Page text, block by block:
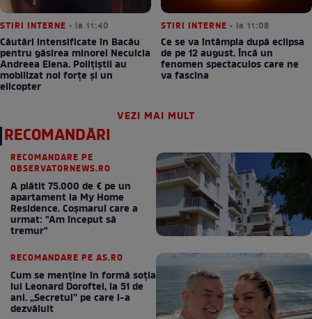
STIRI INTERNE • la 11:40
Căutări intensificate în Bacău
pentru găsirea minorei Neculcia
Andreea Elena. Polițiștii au
mobilizat noi forțe și un
elicopter
STIRI INTERNE • la 11:08
Ce se va întâmpla după eclipsa
de pe 12 august. Încă un
fenomen spectaculos care ne
va fascina
VEZI MAI MULT
RECOMANDĂRI
RECOMANDARE PE
OBSERVATORNEWS.RO
A plătit 75.000 de € pe un
apartament la My Home
Residence. Coşmarul care a
urmat: "Am început să
tremur"
RECOMANDARE PE AS.RO
Cum se menţine în formă soţia
lui Leonard Doroftei, la 51 de
ani. „Secretul” pe care l-a
dezvăluit